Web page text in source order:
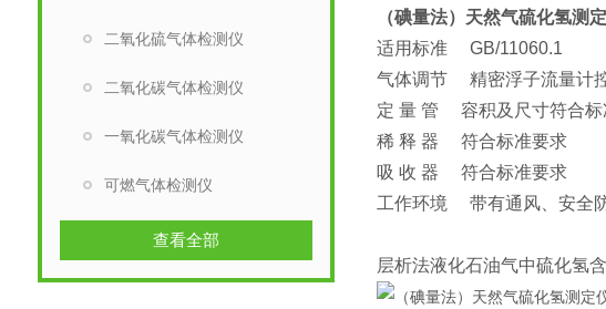
二氧化硫气体检测仪
二氧化碳气体检测仪
一氧化碳气体检测仪
可燃气体检测仪
查看全部
（碘量法）天然气硫化氢测
适用标准 GB/11060.1
气体调节 精密浮子流量计
定 量 管 容积及尺寸符合标
稀 释 器 符合标准要求
吸 收 器 符合标准要求
工作环境 带有通风、安全
层析法液化石油气中硫化氢